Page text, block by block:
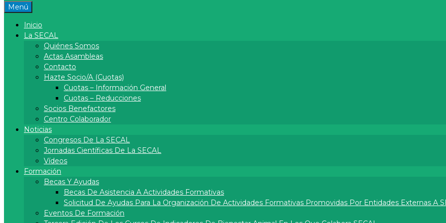
Menú
Inicio
La SECAL
Quiénes Somos
Actas Asambleas
Contacto
Hazte Socio/a (cuotas)
Cuotas – Información General
Cuotas – Reducciones
Socios Benefactores
Centro Colaborador
Noticias
Congresos De La SECAL
Jornadas Científicas De La SECAL
Vídeos
Formación
Becas Y Ayudas
Becas De Asistencia A Actividades Formativas
Solicitud De Ayudas Para La Organización De Actividades Formativas Promovidas Por Entidades Externas A
Eventos De Formación